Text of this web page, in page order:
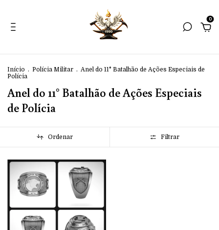
0
Início . Polícia Militar . Anel do 11° Batalhão de Ações Especiais de
Polícia
Anel do 11° Batalhão de Ações Especiais
de Polícia
Ordenar Filtrar